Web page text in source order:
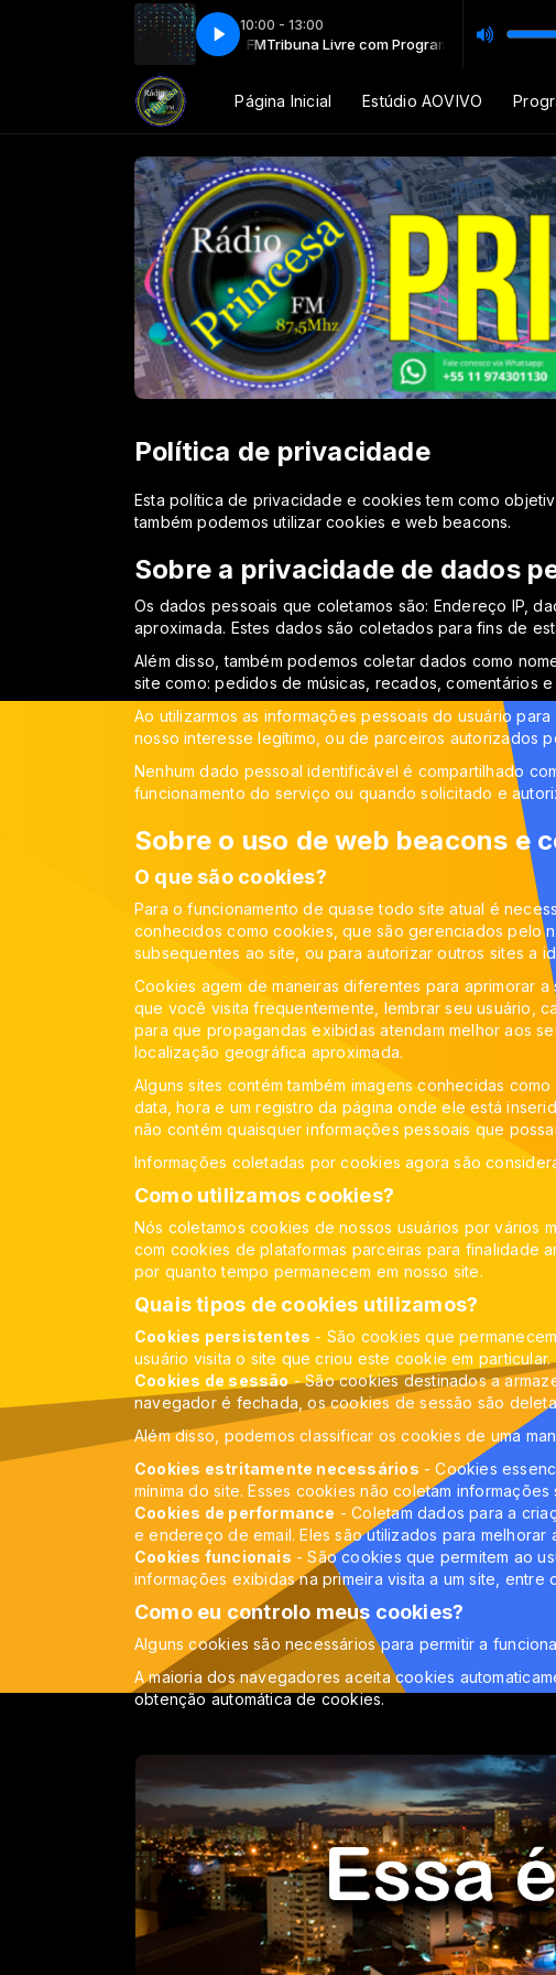
10:00 - 13:00
com Programador Princesa FM Tribuna Livre com Programador Princesa FM
Página Inicial Estúdio AOVIVO
Política de privacidade
Esta política de privacidade e cookies tem como
também podemos utilizar cookies e web beacons.
Sobre a privacidade de dados
Os dados pessoais que coletamos são: Endereço IP,
aproximada. Estes dados são coletados para fins de
Além disso, também podemos coletar dados como
site como: pedidos de músicas, recados, comentários
Ao utilizarmos as informações pessoais do usuário
nosso interesse legítimo, ou de parceiros autorizados
Nenhum dado pessoal identificável é compartilhado
funcionamento do serviço ou quando solicitado e
Sobre o uso de web beacons e
O que são cookies?
Para o funcionamento de quase todo site atual é
conhecidos como cookies, que são gerenciados pelo
subsequentes ao site, ou para autorizar outros sites a
Cookies agem de maneiras diferentes para aprimorar
que você visita frequentemente, lembrar seu usuário,
para que propagandas exibidas atendam melhor aos
localização geográfica aproximada.
Alguns sites contém também imagens conhecidas
data, hora e um registro da página onde ele está
não contém quaisquer informações pessoais que
Informações coletadas por cookies agora são
Como utilizamos cookies?
Nós coletamos cookies de nossos usuários por vários
com cookies de plataformas parceiras para finalidade
por quanto tempo permanecem em nosso site.
Quais tipos de cookies utilizamos?
Cookies persistentes - São cookies que
usuário visita o site que criou este cookie em particular.
Cookies de sessão- São cookies destinados a
navegador é fechada, os cookies de sessão são
Além disso, podemos classificar os cookies de uma
Cookies estritamente necessários - Cookies
mínima do site. Esses cookies não coletam
Cookies de performance - Coletam dados para a
e endereço de email. Eles são utilizados para melhorar
Cookies funcionais - São cookies que permitem ao
informações exibidas na primeira visita a um site, entre
Como eu controlo meus cookies?
Alguns cookies são necessários para permitir a
A maioria dos navegadores aceita cookies
obtenção automática de cookies.